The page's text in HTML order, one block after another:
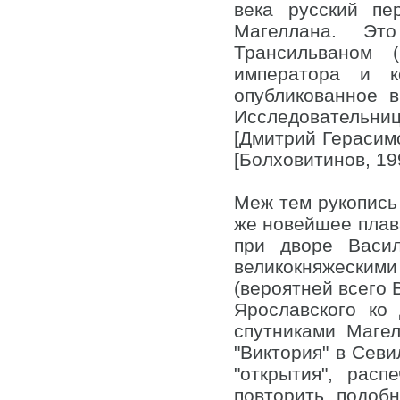
века русский
Магеллана.
Трансильваном
императора и
[Дмитрий
[Болховитинов,
Меж тем
же новейшее
при дворе
(вероятней всего
Ярославского
спутниками
"Виктория" в
"открытия",
повторить